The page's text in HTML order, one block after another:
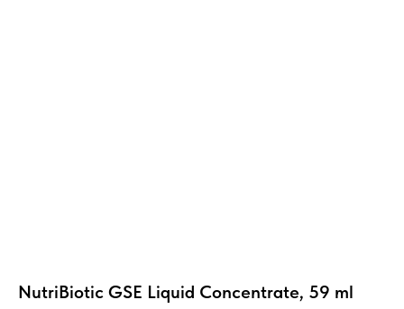
NutriBiotic GSE Liquid Concentrate, 59 ml